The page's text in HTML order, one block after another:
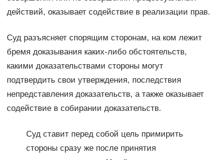
действий, оказывает содействие в реализации прав.
Суд разъясняет спорящим сторонам, на ком лежит
бремя доказывания каких-либо обстоятельств,
какими доказательствами стороны могут
подтвердить свои утверждения, последствия
непредставления доказательств, а также оказывает
содействие в собирании доказательств.
Суд ставит перед собой цель примирить
стороны сразу же после принятия